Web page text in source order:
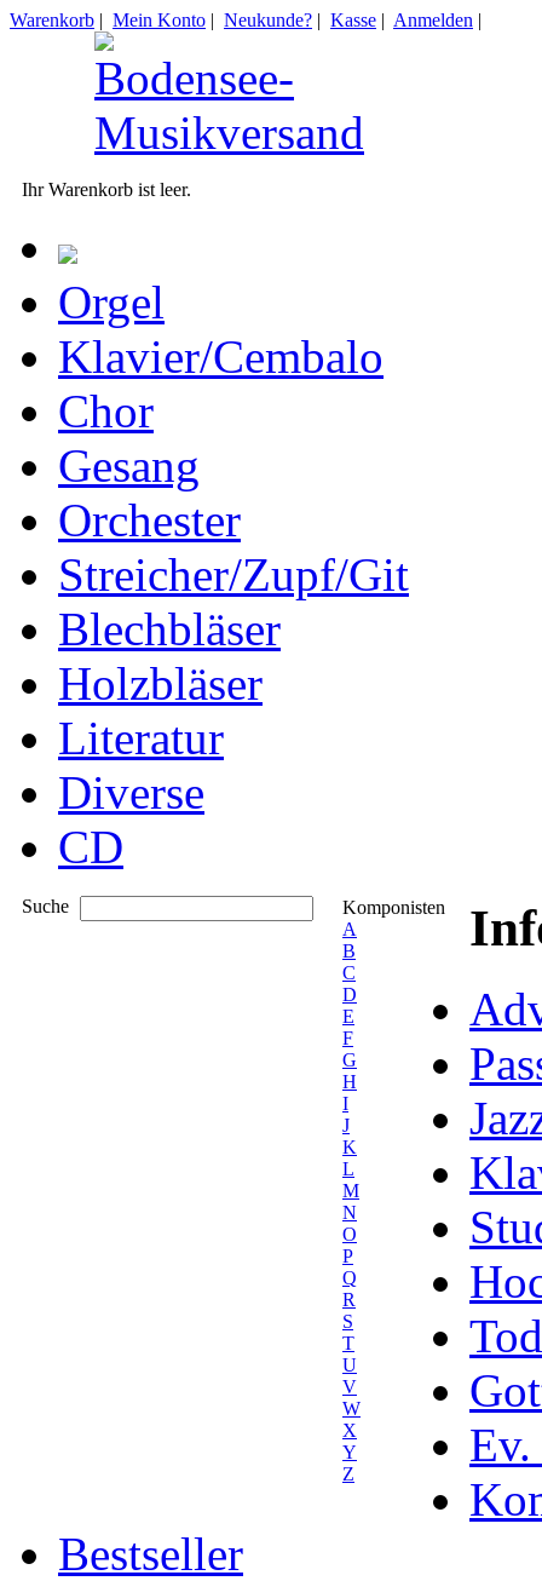
Warenkorb | Mein Konto | Neukunde? | Kasse | Anmelden |
Ihr Warenkorb ist leer.
Orgel
Klavier/Cembalo
Chor
Gesang
Orchester
Streicher/Zupf/Git
Blechbläser
Holzbläser
Literatur
Diverse
CD
Suche
Komponisten
A
B
C
D
E
F
G
H
I
J
K
L
M
N
O
P
Q
R
S
T
U
V
W
X
Y
Z
Ev.
Bestseller